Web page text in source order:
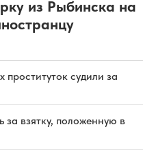
из Рыбинска на
судили за
за взятку, положенную в